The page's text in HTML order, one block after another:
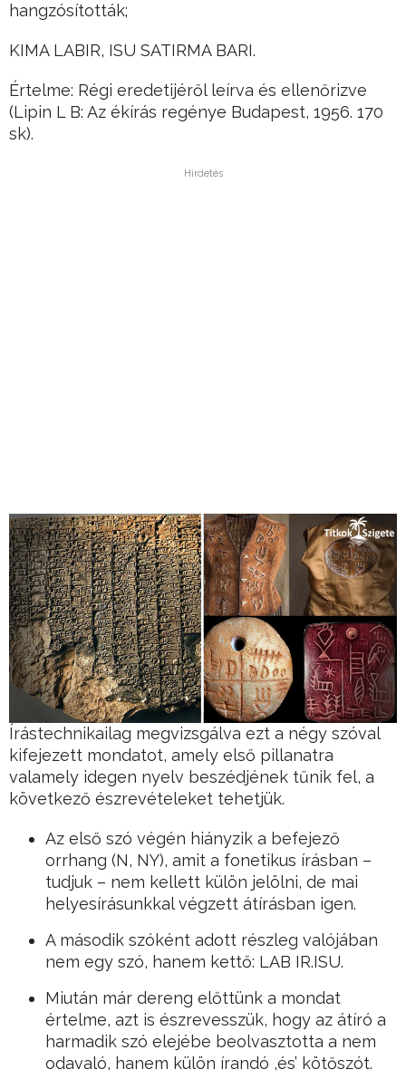
hangzósították;
KIMA LABIR, ISU SATIRMA BARI.
Értelme: Régi eredetijéről leírva és ellenőrizve
(Lipin L B: Az ékírás regénye Budapest, 1956. 170
sk).
Hirdetés
Írástechnikailag megvizsgálva ezt a négy szóval
kifejezett mondatot, amely első pillanatra
valamely idegen nyelv beszédjének tűnik fel, a
következő észrevételeket tehetjük.
Az első szó végén hiányzik a befejező
orrhang (N, NY), amit a fonetikus írásban –
tudjuk – nem kellett külön jelölni, de mai
helyesírásunkkal végzett átírásban igen.
A második szóként adott részleg valójában
nem egy szó, hanem kettő: LAB IR.ISU.
Miután már dereng előttünk a mondat
értelme, azt is észrevesszük, hogy az átíró a
harmadik szó elejébe beolvasztotta a nem
odavaló, hanem külön írandó ,és’ kötőszót.